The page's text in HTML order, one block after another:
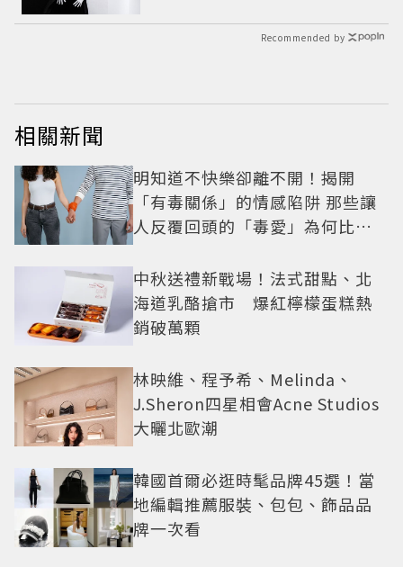
Recommended by
相關新聞
明知道不快樂卻離不開！揭開
「有毒關係」的情感陷阱 那些讓
人反覆回頭的「毒愛」為何比菸
中秋送禮新戰場！法式甜點、北
海道乳酪搶市 爆紅檸檬蛋糕熱
銷破萬顆
林映維、程予希、Melinda、
J.Sheron四星相會Acne Studios
大曬北歐潮
韓國首爾必逛時髦品牌45選！當
地編輯推薦服裝、包包、飾品品
牌一次看